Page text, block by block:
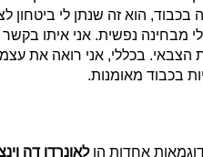
הוא זה שנתן לי ביטחון
נפשית. אני איתו בקשר
הצבאי. בכללי, אני רואה את
בכבוד מאומנות.
אחדות הןלאונרדו דה